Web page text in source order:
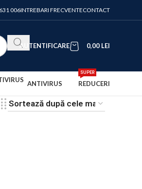
006INTREBARI FRECVENTECONTACT
AUTENTIFICARE 0,00 LEI
ANTIVIRUS
REDUCERI
SUPER